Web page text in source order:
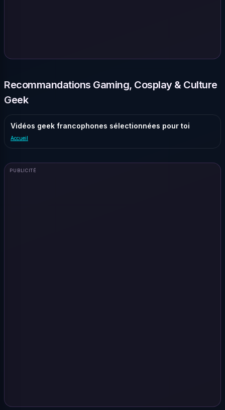
Recommandations Gaming, Cosplay & Culture
Geek
Vidéos geek francophones sélectionnées pour toi
Accueil
PUBLICITÉ